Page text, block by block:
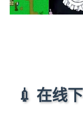
💉 在线